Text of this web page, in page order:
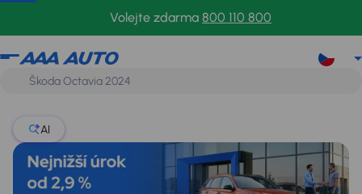
Volejte zdarma 800 110 800
Seat
AI